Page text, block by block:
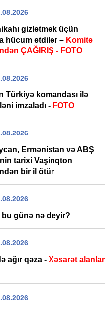
gizlətmək üçün
hücum etdilər – Komitə
ÇAĞIRIŞ - FOTO
Türkiyə komandası ilə
imzaladı - FOTO
Ermənistan və ABŞ
tarixi Vaşinqton
bir il ötür
bu günə nə deyir?
ağır qəza - Xəsarət alanlar